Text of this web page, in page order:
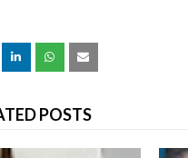
POSTS